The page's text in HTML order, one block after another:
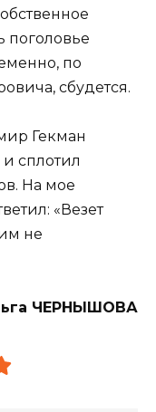
поголовье
по
сбудется.
Гекман
сплотил
На мое
«Везет
не
ЧЕРНЫШОВА